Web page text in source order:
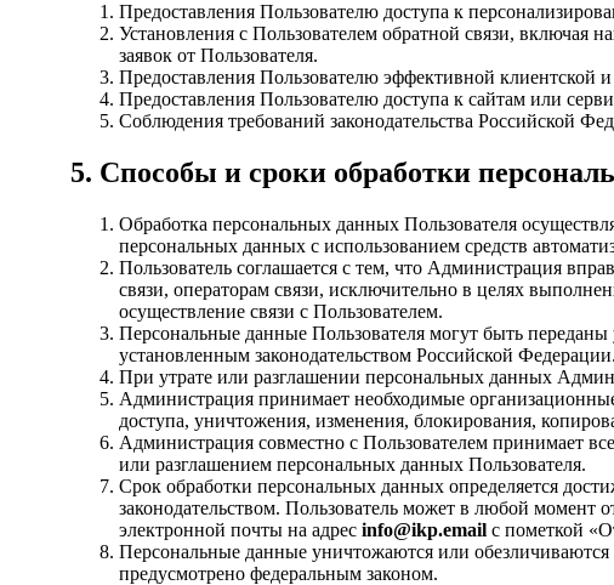
Предоставления Пользователю доступа к
Установления с Пользователем обратной связи, включая
заявок от Пользователя.
Предоставления Пользователю эффективной клиентской
Предоставления Пользователю доступа к сайтам или
Соблюдения требований законодательства Российской
5. Способы и сроки обработки
Обработка персональных данных Пользователя
персональных данных с использованием средств
Пользователь соглашается с тем, что Администрация
связи, операторам связи, исключительно в целях
осуществление связи с Пользователем.
Персональные данные Пользователя могут быть
установленным законодательством Российской Федерации.
При утрате или разглашении персональных данных
Администрация принимает необходимые
доступа, уничтожения, изменения, блокирования,
Администрация совместно с Пользователем принимает
или разглашением персональных данных Пользователя.
Срок обработки персональных данных определяется
законодательством. Пользователь может в любой момент
электронной почты на адрес info@ikp.email с пометкой
Персональные данные уничтожаются или
предусмотрено федеральным законом.